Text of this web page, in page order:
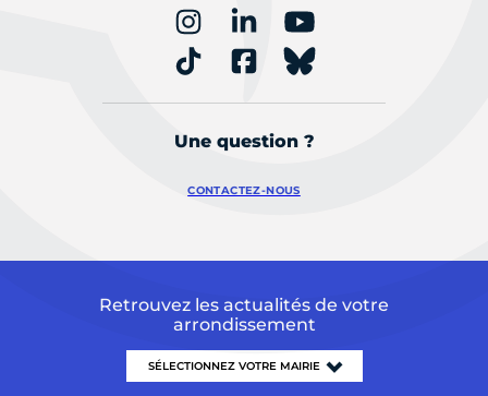
Une question ?
CONTACTEZ-NOUS
Retrouvez les actualités de votre
arrondissement